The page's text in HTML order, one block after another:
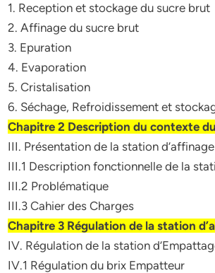
1. Reception et stockage du sucre brut
2. Affinage du sucre brut
3. Epuration
4. Evaporation
5. Cristalisation
6. Séchage, Refroidissement et
Chapitre 2 Description du contexte
III. Présentation de la station d’affinage
III.1 Description fonctionnelle de la
III.2 Problématique
III.3 Cahier des Charges
Chapitre 3 Régulation de la station
IV. Régulation de la station
IV.1 Régulation du brix Empatteur